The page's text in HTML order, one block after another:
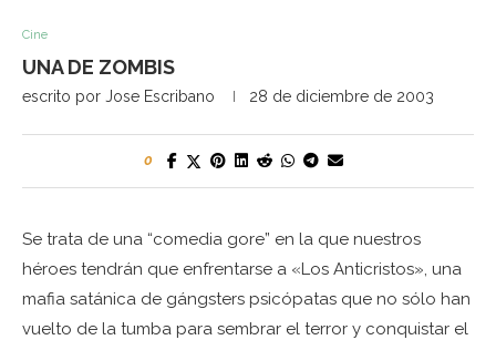
Cine
UNA DE ZOMBIS
escrito por Jose Escribano 28 de diciembre de 2003
0
Se trata de una “comedia gore” en la que nuestros
héroes tendrán que enfrentarse a «Los Anticristos», una
mafia satánica de gángsters psicópatas que no sólo han
vuelto de la tumba para sembrar el terror y conquistar el